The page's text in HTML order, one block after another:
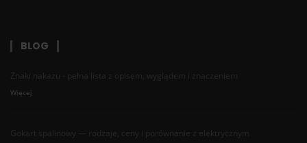
BLOG
Znaki nakazu - pełna lista z opisem, wyglądem i znaczeniem
Więcej
Gokart spalinowy — rodzaje, ceny i porównanie z elektrycznym